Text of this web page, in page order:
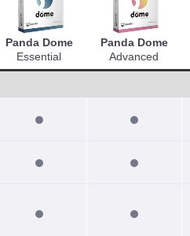
Panda Dome
Essential
Panda Dome
Advanced